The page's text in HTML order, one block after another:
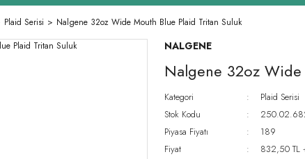
Plaid Serisi Nalgene 32oz Wide Mouth Blue Plaid Tritan Suluk
NALGENE
Nalgene 32oz
Kategori
Plaid Serisi
Stok Kodu
Piyasa Fiyatı
189
Fiyat
832,50 TL